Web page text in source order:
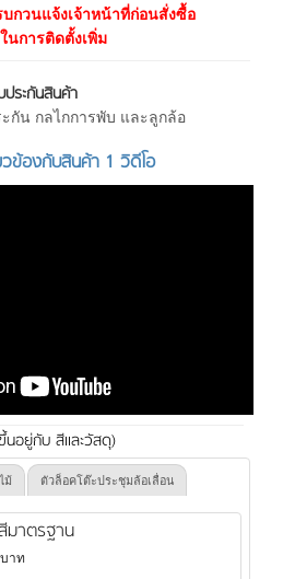
กวนแจ้งเจ้าหน้าที่ก่อนสั่งซื้อ
นการติดตั้งเพิ่ม
ประกันสินค้า
กัน กลไกการพับ และลูกล้อ
วข้องกับสินค้า 1 วิดีโอ
นอยู่กับ สีและวัสดุ)
ม้ ตัวล็อคโต๊ะประชุมล้อเลื่อน
มาตรฐาน
บาท